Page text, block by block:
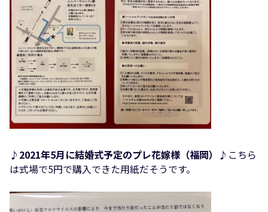
♪2021年5月に結婚式予定のプレ花嫁様（福岡） ♪こちら
は式場で5円で購入できた用紙だそうです。